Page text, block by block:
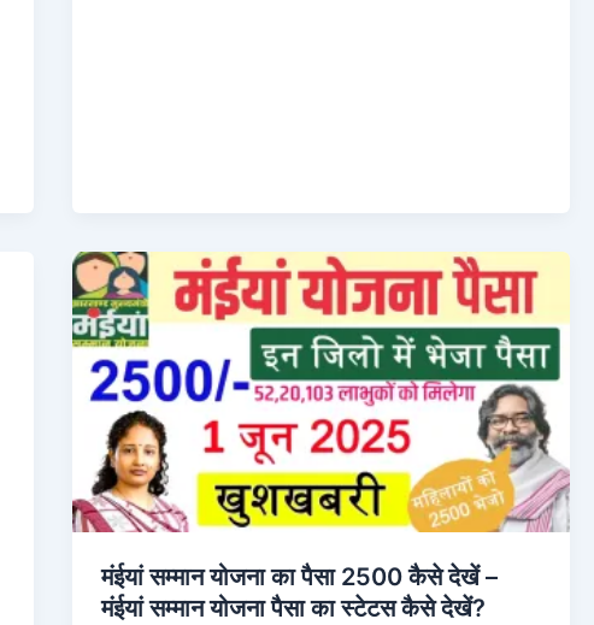
मंईयां सम्मान योजना का पैसा 2500 कैसे देखें –
मंईयां सम्मान योजना पैसा का स्टेटस कैसे देखें?